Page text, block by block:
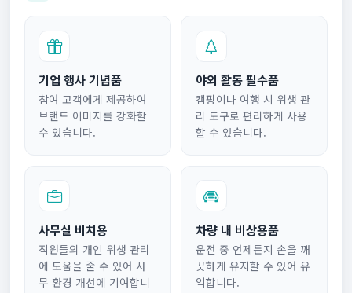
기업 행사 기념품
참여 고객에게 제공하여
브랜드 이미지를 강화할
수 있습니다.
야외 활동 필수품
캠핑이나 여행 시 위생 관
리 도구로 편리하게 사용
할 수 있습니다.
사무실 비치용
직원들의 개인 위생 관리
에 도움을 줄 수 있어 사
무 환경 개선에 기여합니
차량 내 비상용품
운전 중 언제든지 손을 깨
끗하게 유지할 수 있어 유
익합니다.